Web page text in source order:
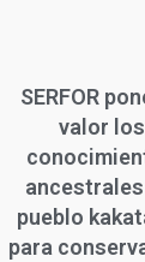
SERFOR
valor los
pueblo
para